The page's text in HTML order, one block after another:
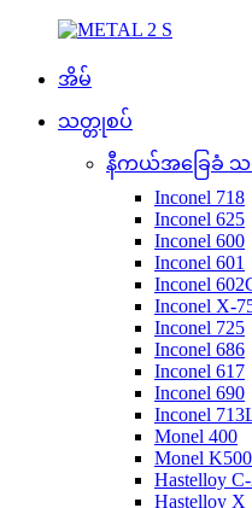
အိမ်
သတ္တုစပ်
နီကယ်အခြေခံ သတ္
Inconel 718
Inconel 625
Inconel 600
Inconel 601
Inconel
Inconel X-
Inconel 725
Inconel 686
Inconel 617
Inconel 690
Inconel
Monel 400
Monel K500
Hastelloy
Hastelloy X